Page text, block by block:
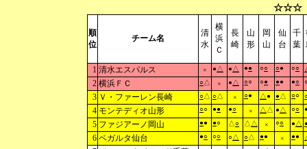
☆☆☆
順
位
チーム名
清
水
横
浜
Ｃ
長
崎
山
形
岡
山
仙
台
千
葉
1 清水エスパルス × ●△ ●△ ●● ○○ ○● ○○
2 横浜ＦＣ ○△ × ●△ ○○ ○● ●● ●○
3 Ｖ・ファーレン長崎 ○△ ○△ × ○● △ ● ●△ ○○
4 モンテディオ山形 ○○ ●● ●○ × △ △ ●△ ○○
5 ファジアーノ岡山 ●● ●○ △○ △ △ × ○○ ●△
6 ベガルタ仙台 ●○ ○○ ○△ ○△ ●● × ●●